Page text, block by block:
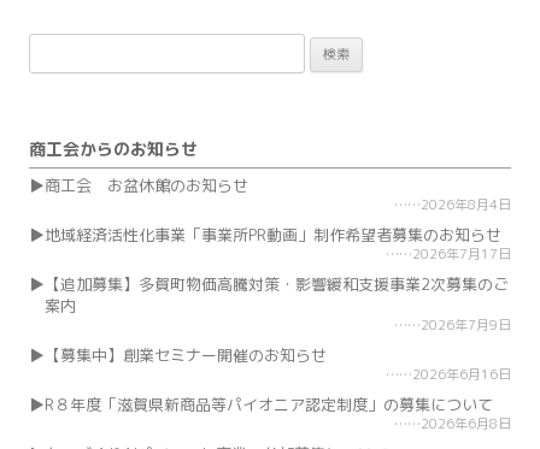
索:
商工会からのお知らせ
商工会 お盆休館のお知らせ
2026年8月4日
地域経済活性化事業「事業所PR動画」制作希望者募集のお知らせ
2026年7月17日
【追加募集】多賀町物価高騰対策・影響緩和支援事業2次募集のご
案内
2026年7月9日
【募集中】創業セミナー開催のお知らせ
2026年6月16日
R８年度「滋賀県新商品等パイオニア認定制度」の募集について
2026年6月8日